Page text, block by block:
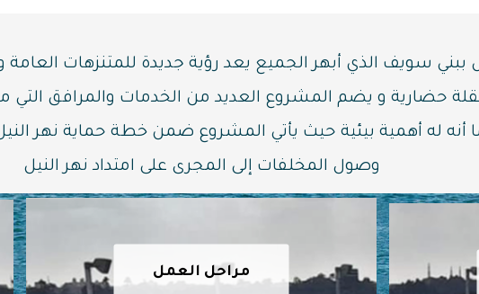
سويف الذي أبهر الجميع يعد رؤية جديدة للمتنزهات العامة
حضارية و يضم المشروع العديد من الخدمات والمرافق التي
أنه له أهمية بيئية حيث يأتي المشروع ضمن خطة حماية نهر
وصول المخلفات إلى المجرى على امتداد نهر النيل
مراحل العمل